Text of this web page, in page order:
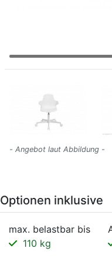
- Angebot laut Abbildung -
Optionen inklusive
max. belastbar bis
110 kg